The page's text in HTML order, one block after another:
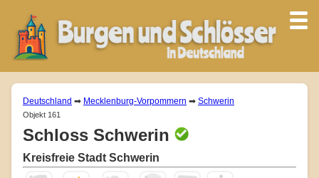
Deutschland ➡ Mecklenburg-Vorpommern ➡ Schwerin
Objekt 161
Schloss Schwerin
Kreisfreie Stadt Schwerin